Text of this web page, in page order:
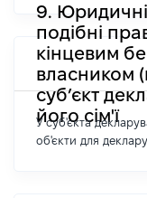
9.
подібні
кінцевим
власником
суб’єкт
його сім'ї
У суб'єкта
об'єкти для